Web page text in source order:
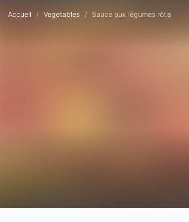
Accueil / Vegetables / Sauce aux légumes rôtis